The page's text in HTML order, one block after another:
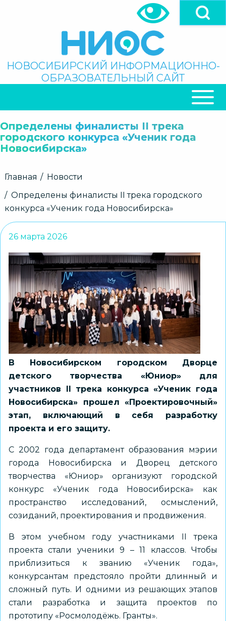
Поиск
НОВОСИБИРСКИЙ ИНФОРМАЦИОННО-
ОБРАЗОВАТЕЛЬНЫЙ САЙТ
НАВИГАЦИЯ
Определены финалисты II трека
городского конкурса «Ученик года
Новосибирска»
Строка
Главная
Новости
Определены финалисты II трека городского
конкурса «Ученик года Новосибирска»
26 марта 2026
В Новосибирском городском Дворце
детского творчества «Юниор» для
участников II трека конкурса «Ученик года
Новосибирска» прошел «Проектировочный»
этап, включающий в себя разработку
проекта и его защиту.
С 2002 года департамент образования мэрии
города Новосибирска и Дворец детского
творчества «Юниор» организуют городской
конкурс «Ученик года Новосибирска» как
пространство исследований, осмыслений,
созиданий, проектирования и продвижения.
В этом учебном году участниками II трека
проекта стали ученики 9 – 11 классов. Чтобы
приблизиться к званию «Ученик года»,
конкурсантам предстояло пройти длинный и
сложный путь. И одними из решающих этапов
стали разработка и защита проектов по
прототипу «Росмолодёжь. Гранты».